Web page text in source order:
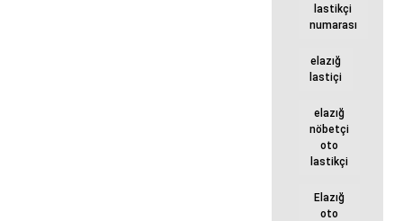
lastikçi
numarası
elazığ
lastiçi
elazığ
nöbetçi
oto
lastikçi
Elazığ
oto